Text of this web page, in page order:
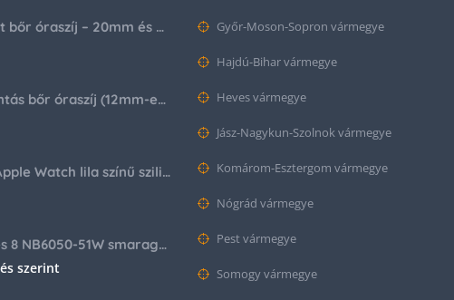
Keskenyített bőr óraszíj – 20mm és 22mm méretben
Krokodil mintás bőr óraszíj (12mm-es befogóval rendelkező órához)
Halloween Apple Watch lila színű szilikon óraszíj
Citizen series 8 NB6050-51W smaragd színű számlappal
szerint
Győr-Moson-Sopron vármegye
Hajdú-Bihar vármegye
Heves vármegye
Jász-Nagykun-Szolnok vármegye
Komárom-Esztergom vármegye
Nógrád vármegye
Pest vármegye
Somogy vármegye